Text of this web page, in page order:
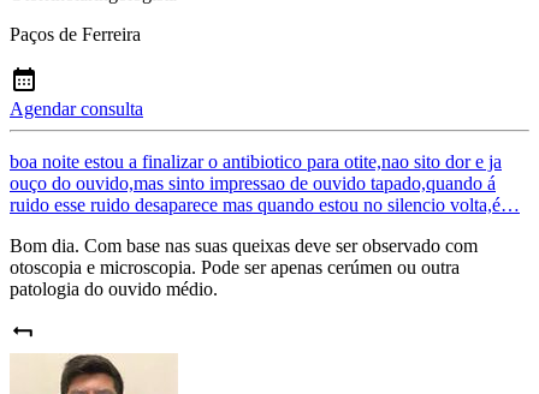
Paços de Ferreira
Agendar consulta
boa noite estou a finalizar o antibiotico para otite,nao sito dor e ja
ouço do ouvido,mas sinto impressao de ouvido tapado,quando á
ruido esse ruido desaparece mas quando estou no silencio volta,é…
Bom dia. Com base nas suas queixas deve ser observado com
otoscopia e microscopia. Pode ser apenas cerúmen ou outra
patologia do ouvido médio.